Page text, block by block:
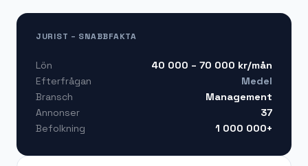
JURIST – SNABBFAKTA
Lön 40 000 – 70 000 kr/mån
Efterfrågan
Medel
Bransch
Management
Annonser
37
Befolkning
1 000 000+